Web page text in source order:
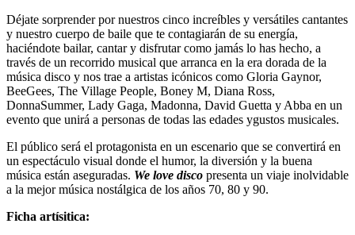
Déjate sorprender por nuestros cinco increíbles y versátiles cantantes
y nuestro cuerpo de baile que te contagiarán de su energía,
haciéndote bailar, cantar y disfrutar como jamás lo has hecho, a
través de un recorrido musical que arranca en la era dorada de la
música disco y nos trae a artistas icónicos como Gloria Gaynor,
BeeGees, The Village People, Boney M, Diana Ross,
DonnaSummer, Lady Gaga, Madonna, David Guetta y Abba en un
evento que unirá a personas de todas las edades ygustos musicales.
El público será el protagonista en un escenario que se convertirá en
un espectáculo visual donde el humor, la diversión y la buena
música están aseguradas. We love disco presenta un viaje inolvidable
a la mejor música nostálgica de los años 70, 80 y 90.
Ficha artísitica: